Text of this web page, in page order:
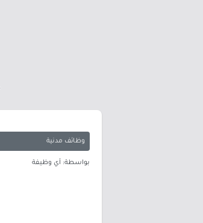
وظائف مدنية
بواسطة: أي وظيفة